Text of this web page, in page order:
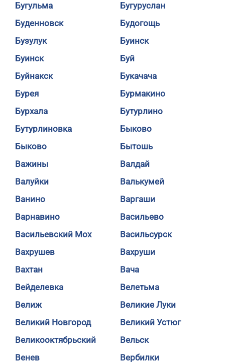
Бугульма
Бугуруслан
Буденновск
Будогощь
Бузулук
Буинск
Буинск
Буй
Буйнакск
Букачача
Бурея
Бурмакино
Бурхала
Бутурлино
Бутурлиновка
Быково
Быково
Бытошь
Важины
Валдай
Валуйки
Валькумей
Ванино
Варгаши
Варнавино
Васильево
Васильевский Мох
Васильсурск
Вахрушев
Вахруши
Вахтан
Вача
Вейделевка
Велетьма
Велиж
Великие Луки
Великий Новгород
Великий Устюг
Великооктябрьский
Вельск
Венев
Вербилки